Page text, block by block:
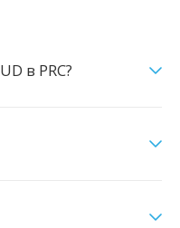
в PRC?